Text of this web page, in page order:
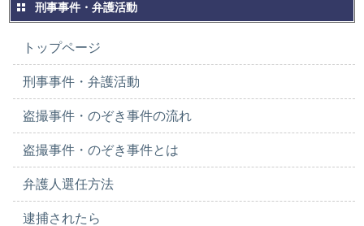
刑事事件・弁護活動
トップページ
刑事事件・弁護活動
盗撮事件・のぞき事件の流れ
盗撮事件・のぞき事件とは
弁護人選任方法
逮捕されたら